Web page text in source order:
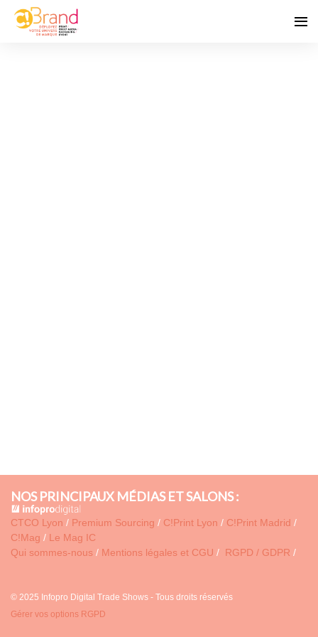
NOS PRINCIPAUX MÉDIAS ET SALONS :
CTCO Lyon / Premium Sourcing / C!Print Lyon / C!Print Madrid /
C!Mag / Le Mag IC
Qui sommes-nous / Mentions légales et CGU / RGPD / GDPR /
© 2025 Infopro Digital Trade Shows - Tous droits réservés
Gérer vos options RGPD